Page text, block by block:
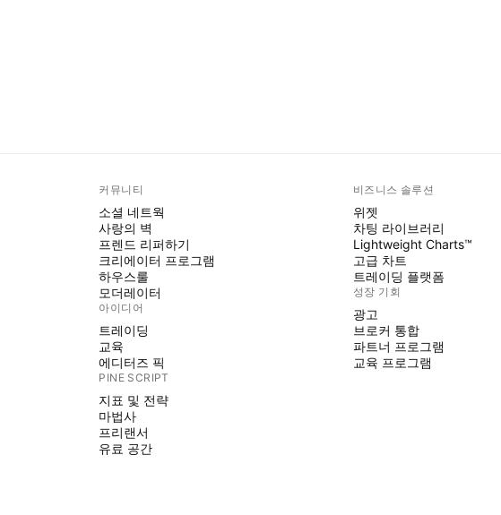
커뮤니티
소셜 네트웍
사랑의 벽
프렌드 리퍼하기
크리에이터 프로그램
하우스룰
모더레이터
아이디어
트레이딩
교육
에디터즈 픽
PINE SCRIPT
지표 및 전략
마법사
프리랜서
유료 공간
비즈니스 솔루션
위젯
차팅 라이브러리
Lightweight Charts™
고급 차트
트레이딩 플랫폼
성장 기회
광고
브로커 통합
파트너 프로그램
교육 프로그램